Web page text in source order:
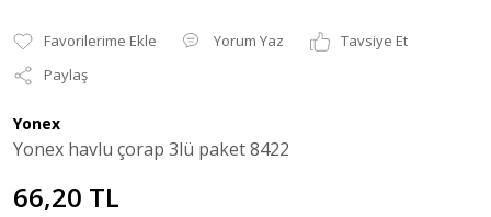
Yorum Yaz
Tavsiye Et
Paylaş
Yonex
Yonex havlu çorap 3lü paket 8422
66,20 TL